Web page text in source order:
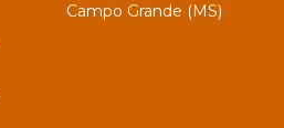
Campo Grande (MS)